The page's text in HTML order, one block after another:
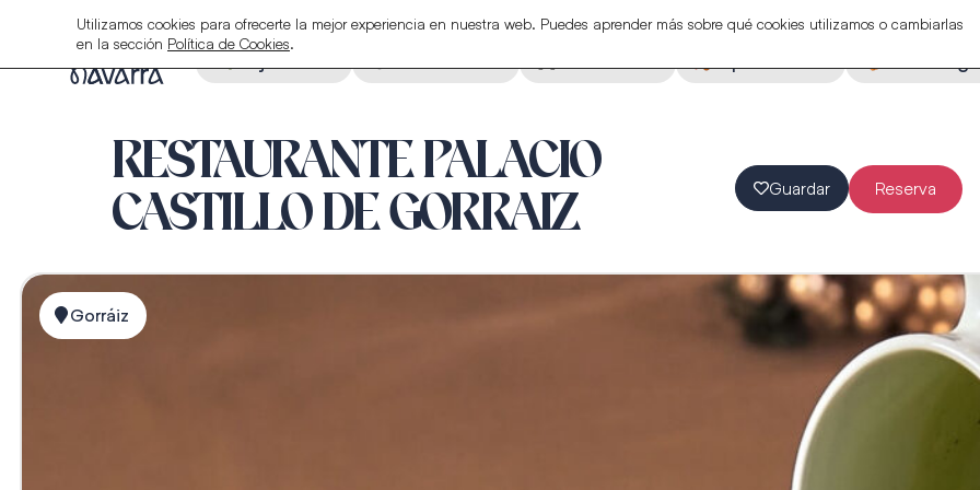
Eventos
RESTAURANTE PALACIO
CASTILLO DE GORRAIZ
Guardar Reserva
Gorráiz
Utilizamos cookies para ofrecerte la mejor experiencia en nuestra web. Puedes aprender más sobre qué cookies utilizamos o cambiarlas
en la sección Política de Cookies.